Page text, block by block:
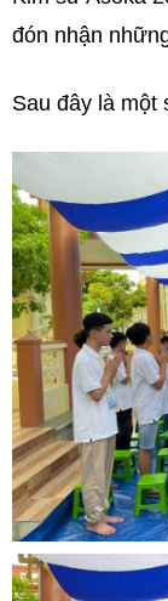
đón nhận
Sau đây là một